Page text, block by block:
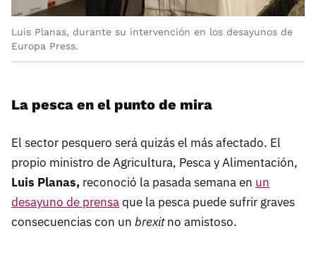
Luis Planas, durante su intervención en los desayunos de
Europa Press.
La pesca en el punto de mira
El sector pesquero será quizás el más afectado. El
propio ministro de Agricultura, Pesca y Alimentación,
Luis Planas, reconoció la pasada semana en un
desayuno de prensaque la pesca puede sufrir graves
consecuencias con un brexitno amistoso.